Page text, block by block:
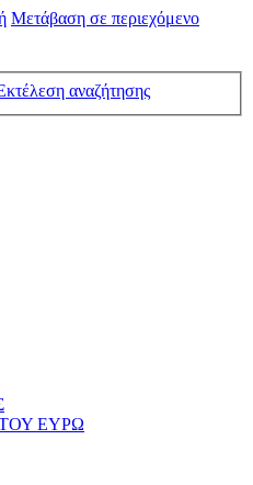
Μετάβαση σε περιεχόμενο
αναζήτησης
ΕΥΡΩ